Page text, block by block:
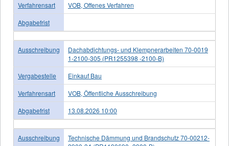
Verfahrensart
VOB, Offenes Verfahren
Abgabefrist
Ausschreibung
Dachabdichtungs- und Klempnerarbeiten 70-0019
1-2100-305 (PR1255398 -2100-B)
Vergabestelle
Einkauf Bau
Verfahrensart
VOB, Öffentliche Ausschreibung
Abgabefrist
13.08.2026 10:00
Ausschreibung
Technische Dämmung und Brandschutz 70-00212-